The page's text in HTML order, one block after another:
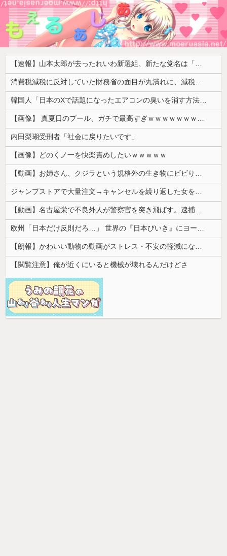
【速報】山本太郎が去ったれいわ新選組、新たな党名は「いのちの党」 略称「いのち」
消費税減税に反対していた財務省の面目が丸潰れに、減税が決まった途端に市場が動き出したが……
韓国人「日本のXで話題になったエアコンの臭いを消す方法をご覧ください」→「これマジ？」
【画像】 真夏日のプール、ガチで最高すぎｗｗｗｗｗｗｗｗｗｗ
内田梨瑚受刑者「社会に戻りたいです」
【画像】どのくノ一を快楽責めしたいｗｗｗｗｗ
【動画】お姉さん、クジラという規格外の生き物にビビりまくる 【Pickup05164712】
ジャンプストアで大量注文→キャンセルを繰り返した女を逮捕 「注文で欲求が満たされた」総額43億円
【動画】名古屋栄で不良外人が警察官を突き飛ばす。逮捕しろやｗｗｗ
欧州「日本だけ反則だろ…」 世界の『日本びいき』にヨーロッパ全土から不満の声
【朗報】かわいい動物の動画がストレス・不安の軽減になる可能性。英大学の研究で実証
【閲覧注意】俺が近くにいると機械が壊れるんだけどさ